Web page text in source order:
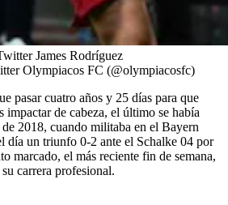
James Rodríguez
Olympiacos FC (@olympiacosfc)
pasar cuatro años y 25 días para que
impactar de cabeza, el último se había
2018, cuando militaba en el Bayern
día un triunfo 0-2 ante el Schalke 04 por
marcado, el más reciente fin de semana,
carrera profesional.